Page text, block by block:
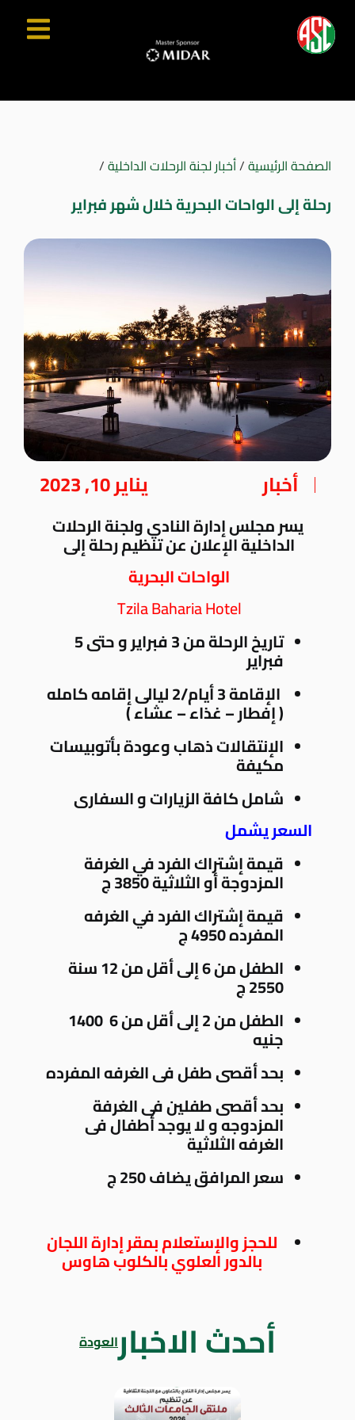
الصفحة الرئيسية/أخبار لجنة الرحلات الداخلية/
رحلة إلى الواحات البحرية خلال شهر فبراير
أخبار يناير 10, 2023
يسر مجلس إدارة النادي ولجنة الرحلات
الداخلية الإعلان عن تنظيم رحلة إلى
الواحات البحرية
Tzila Baharia Hotel
تاريخ الرحلة من 3 فبراير و حتى 5
فبراير
الإقامة 3 أيام/2 ليالى إقامه كامله
( إفطار – غذاء – عشاء )
الإنتقالات ذهاب وعودة بأتوبيسات
مكيفة
شامل كافة الزيارات و السفارى
السعر يشمل
قيمة إشتراك الفرد في الغرفة
المزدوجة أو الثلاثية 3850 ج
قيمة إشتراك الفرد في الغرفه
المفرده 4950 ج
الطفل من 6 إلى أقل من 12 سنة
2550 ج
الطفل من 2 إلى أقل من 6 1400
جنيه
بحد أقصى طفل فى الغرفه المفرده
بحد أقصى طفلين فى الغرفة
المزدوجه و لا يوجد أطفال فى
الغرفه الثلاثية
سعر المرافق يضاف 250 ج
للحجز والإستعلام بمقر إدارة اللجان
بالدور العلوي بالكلوب هاوس
أحدث الاخبارالعودة